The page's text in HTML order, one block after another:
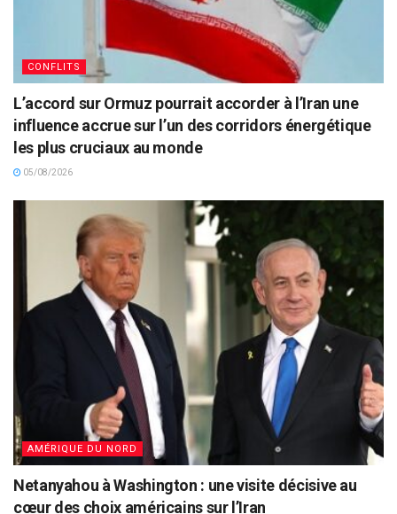
CONFLITS
L’accord sur Ormuz pourrait accorder à l’Iran une
influence accrue sur l’un des corridors énergétique
les plus cruciaux au monde
05/08/2026
AMÉRIQUE DU NORD
Netanyahou à Washington : une visite décisive au
cœur des choix américains sur l’Iran